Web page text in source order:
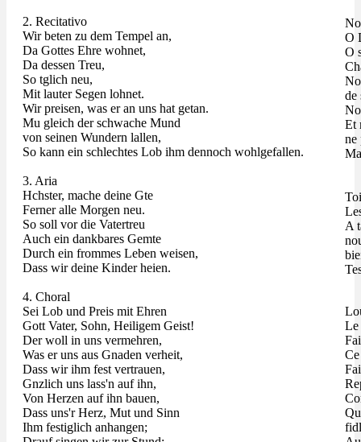
2. Recitativo
Wir beten zu dem Tempel an,
Da Gottes Ehre wohnet,
Da dessen Treu,
So tglich neu,
Mit lauter Segen lohnet.
Wir preisen, was er an uns hat getan.
Mu gleich der schwache Mund
von seinen Wundern lallen,
So kann ein schlechtes Lob ihm dennoch wohlgefallen.
3. Aria
Hchster, mache deine Gte
Ferner alle Morgen neu.
So soll vor die Vatertreu
Auch ein dankbares Gemte
Durch ein frommes Leben weisen,
Dass wir deine Kinder heien.
4. Choral
Sei Lob und Preis mit Ehren
Gott Vater, Sohn, Heiligem Geist!
Der woll in uns vermehren,
Was er uns aus Gnaden verheit,
Dass wir ihm fest vertrauen,
Gnzlich uns lass'n auf ihn,
Von Herzen auf ihn bauen,
Dass uns'r Herz, Mut und Sinn
Ihm festiglich anhangen;
O
O
de
Et
ne
A
Le